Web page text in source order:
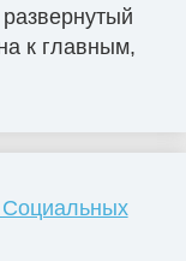
к главным,